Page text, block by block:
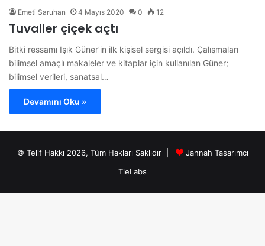
Emeti Saruhan 4 Mayıs 2020 0 12
Tuvaller çiçek açtı
Bitki ressamı Işık Güner’in ilk kişisel sergisi açıldı. Çalışmaları
bilimsel amaçlı makaleler ve kitaplar için kullanılan Güner;
bilimsel verileri, sanatsal…
Devamını Oku »
© Telif Hakkı 2026, Tüm Hakları Saklıdır |
Jannah Tasarımcı
TieLabs